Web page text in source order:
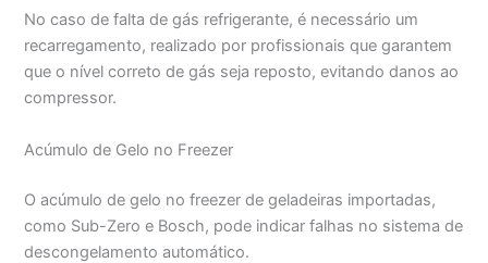
No caso de falta de gás refrigerante, é necessário um
recarregamento, realizado por profissionais que garantem
que o nível correto de gás seja reposto, evitando danos ao
compressor.
Acúmulo de Gelo no Freezer
O acúmulo de gelo no freezer de geladeiras importadas,
como Sub-Zero e Bosch, pode indicar falhas no sistema de
descongelamento automático.